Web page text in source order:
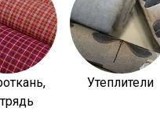
Утеплители